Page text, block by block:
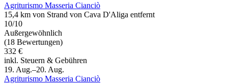
Agriturismo Masseria Cianciò
15,4 km von Strand von Cava D'Aliga entfernt
10/10
Außergewöhnlich
(18 Bewertungen)
332 €
inkl. Steuern & Gebühren
19. Aug.–20. Aug.
Agriturismo Masseria Cianciò